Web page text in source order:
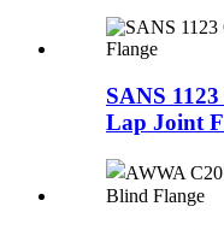
SANS
Lap Joint